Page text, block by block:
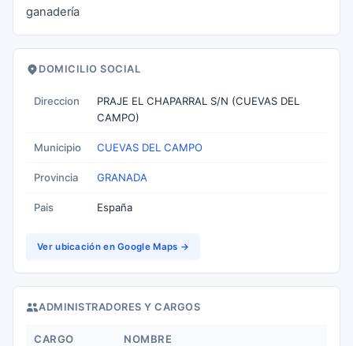
ganadería
DOMICILIO SOCIAL
Direccion
PRAJE EL CHAPARRAL S/N (CUEVAS DEL
CAMPO)
Municipio CUEVAS DEL CAMPO
Provincia GRANADA
Pais España
Ver ubicación en Google Maps →
ADMINISTRADORES Y CARGOS
CARGO NOMBRE